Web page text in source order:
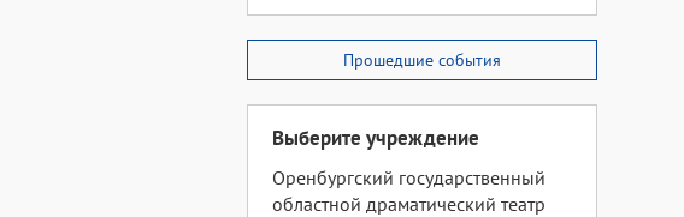
Прошедшие события
Выберите учреждение
Оренбургский государственный
областной драматический театр